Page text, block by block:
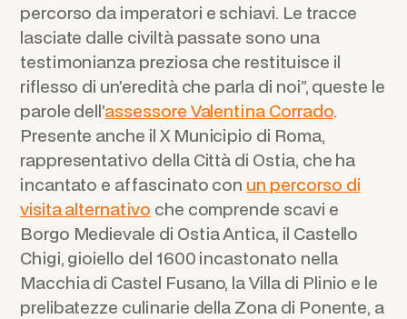
percorso da imperatori e schiavi. Le tracce
lasciate dalle civiltà passate sono una
testimonianza preziosa che restituisce il
riflesso di un’eredità che parla di noi”, queste le
parole dell’assessore Valentina Corrado.
Presente anche il X Municipio di Roma,
rappresentativo della Città di Ostia, che ha
incantato e affascinato con un percorso di
visita alternativo che comprende scavi e
Borgo Medievale di Ostia Antica, il Castello
Chigi, gioiello del 1600 incastonato nella
Macchia di Castel Fusano, la Villa di Plinio e le
prelibatezze culinarie della Zona di Ponente, a